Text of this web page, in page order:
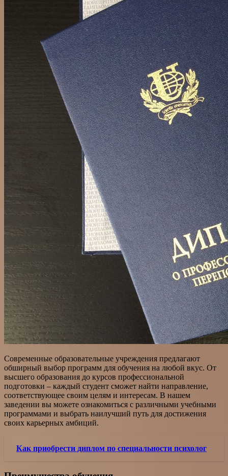
Современные образовательные учреждения предлагают
обширный выбор программ для обучения на любой вкус. От
высшего образования до курсов профессиональной
подготовки – каждый студент сможет найти направление,
соответствующее своим целям и интересам. В нашем
заведении вы можете ознакомиться с различными учебными
программами и выбрать наилучший путь для достижения
своих карьерных амбиций.
Как приобрести диплом по специальности психолог